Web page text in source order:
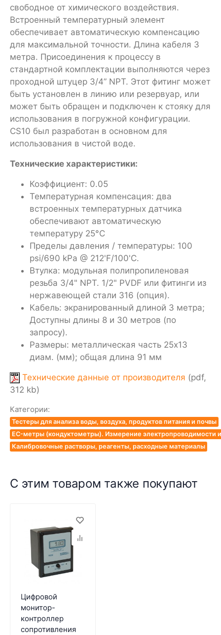
свободное от химического воздействия.
Встроенный температурный элемент
обеспечивает автоматическую компенсацию
для максимальной точности. Длина кабеля 3
метра. Присоединения к процессу в
стандартной комплектации выполняются через
проходной штуцер 3/4” NPT. Этот фитинг может
быть установлен в линию или резервуар, или
может быть обращен и подключен к стояку для
использования в погружной конфигурации.
CS10 был разработан в основном для
использования в чистой воде.
Технические характеристики:
Коэффициент: 0.05
Температурная компенсация: два
встроенных температурных датчика
обеспечивают автоматическую
температуру 25°C
Пределы давления / температуры: 100
psi/690 kPa @ 212'F/100'C.
Втулка: модульная полипропиленовая
резьба 3/4" NPT. 1/2" PVDF или фитинги из
нержавеющей стали 316 (опция).
Кабель: экранированный длиной 3 метра;
Доступны длины 8 и 30 метров (по
запросу).
Размеры: металлическая часть 25х13
диам. (мм); общая длина 91 мм
Технические данные от производителя (pdf,
312 kb)
Категории:
Тестеры для анализа воды, воздуха, продуктов питания и почвы
EC-метры (кондуктометры). Измерение электропроводимости
Калибровочные растворы, реагенты, расходные материалы
С этим товаром также покупают
Цифровой
монитор-
контроллер
сопротивления